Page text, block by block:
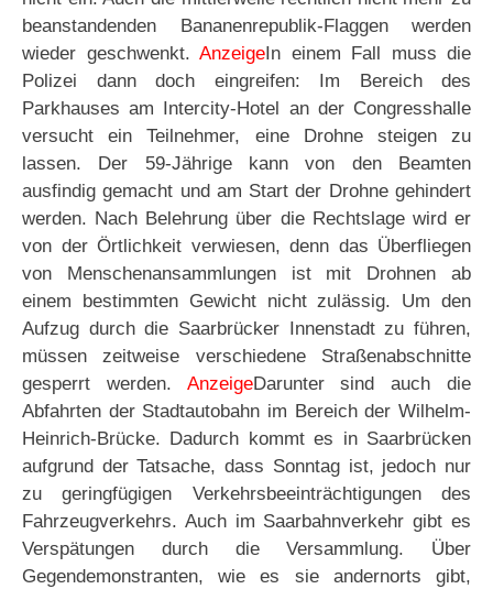
beanstandenden Bananenrepublik-Flaggen werden
wieder geschwenkt. AnzeigeIn einem Fall muss die
Polizei dann doch eingreifen: Im Bereich des
Parkhauses am Intercity-Hotel an der Congresshalle
versucht ein Teilnehmer, eine Drohne steigen zu
lassen. Der 59-Jährige kann von den Beamten
ausfindig gemacht und am Start der Drohne gehindert
werden. Nach Belehrung über die Rechtslage wird er
von der Örtlichkeit verwiesen, denn das Überfliegen
von Menschenansammlungen ist mit Drohnen ab
einem bestimmten Gewicht nicht zulässig. Um den
Aufzug durch die Saarbrücker Innenstadt zu führen,
müssen zeitweise verschiedene Straßenabschnitte
gesperrt werden. AnzeigeDarunter sind auch die
Abfahrten der Stadtautobahn im Bereich der Wilhelm-
Heinrich-Brücke. Dadurch kommt es in Saarbrücken
aufgrund der Tatsache, dass Sonntag ist, jedoch nur
zu geringfügigen Verkehrsbeeinträchtigungen des
Fahrzeugverkehrs. Auch im Saarbahnverkehr gibt es
Verspätungen durch die Versammlung. Über
Gegendemonstranten, wie es sie andernorts gibt,